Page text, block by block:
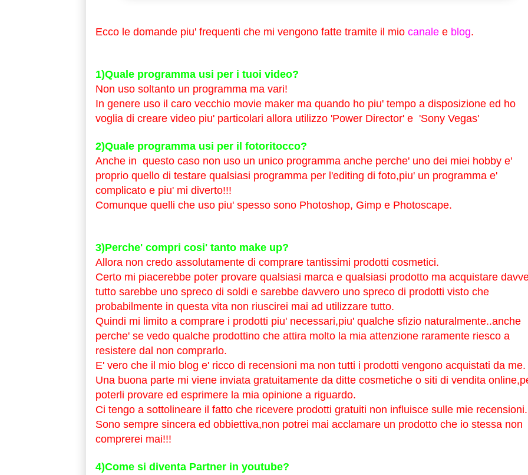
Ecco le domande piu' frequenti che mi vengono fatte tramite il mio canalee blog.
1)Quale programma usi per i tuoi video?
Non uso soltanto un programma ma vari!
In genere uso il caro vecchio movie maker ma quando ho piu' tempo a disposizione ed ho
voglia di creare video piu' particolari allora utilizzo 'Power Director' e 'Sony Vegas'
2)Quale programma usi per il fotoritocco?
Anche in questo caso non uso un unico programma anche perche' uno dei miei hobby e'
proprio quello di testare qualsiasi programma per l'editing di foto,piu' un programma e'
complicato e piu' mi diverto!!!
Comunque quelli che uso piu' spesso sono Photoshop, Gimp e Photoscape.
3)Perche' compri cosi' tanto make up?
Allora non credo assolutamente di comprare tantissimi prodotti cosmetici.
Certo mi piacerebbe poter provare qualsiasi marca e qualsiasi prodotto ma acquistare
tutto sarebbe uno spreco di soldi e sarebbe davvero uno spreco di prodotti visto che
probabilmente in questavita non riuscirei mai ad utilizzare tutto.
Quindi mi limito a comprare i prodotti piu' necessari,piu' qualche sfizio naturalmente..anche
perche' se vedo qualche prodottino che attira molto la mia attenzione raramente riesco a
resistere dal non comprarlo.
E' vero che il mio blog e' ricco di recensioni ma non tutti i prodotti vengono acquistati da me.
Una buona parte mi viene inviata gratuitamente da ditte cosmetiche o siti di vendita
poterli provare ed esprimere la mia opinione a riguardo.
Ci tengo a sottolineare il fatto che ricevere prodotti gratuiti non influisce sulle mie recensioni.
Sono sempre sincera ed obbiettiva,non potrei mai acclamare un prodotto che io stessa non
comprerei mai!!!
4)Come si diventa Partner in youtube?